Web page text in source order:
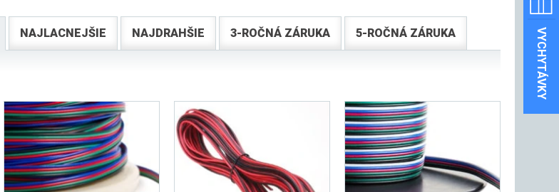
VYCHYTÁVKY
NAJLACNEJŠIE NAJDRAHŠIE 3-ROČNÁ ZÁRUKA 5-ROČNÁ ZÁRUKA